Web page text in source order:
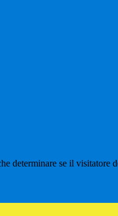
determinare se il visitatore